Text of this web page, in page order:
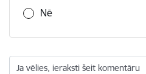
Nē
Ja vēlies, ieraksti šeit komentāru